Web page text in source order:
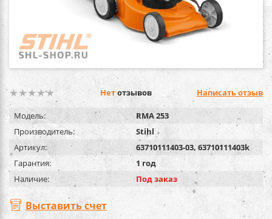
Нетотзывов Написать отзыв
Модель:
RMA 253
Производитель:
Stihl
Артикул:
63710111403-03, 63710111403k
Гарантия:
1 год
Наличие:
Под заказ
Выставить счет